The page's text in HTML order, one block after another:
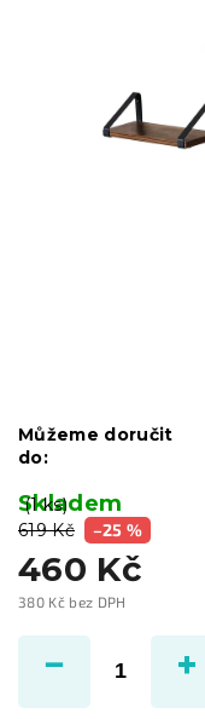
619 Kč –25 %
460 Kč
380 Kč bez DPH
cena:
Skladem
(1 ks)
Můžeme doručit
do: